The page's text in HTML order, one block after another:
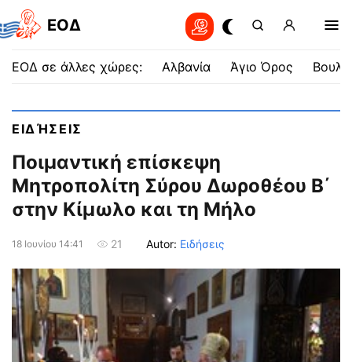
EOΔ
ΕΟΔ σε άλλες χώρες: Αλβανία Άγιο Όρος
ΕΙΔΉΣΕΙΣ
Ποιμαντική επίσκεψη
Μητροπολίτη Σύρου Δωροθέου Β΄
στην Κίμωλο και τη Μήλο
18 Ιουνίου 14:41 21 Autor: Ειδήσεις